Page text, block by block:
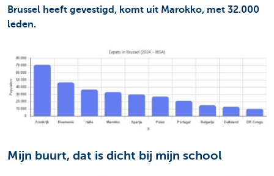
Brussel heeft gevestigd, komt uit Marokko, met 32.000
leden.
Mijn buurt, dat is dicht bij mijn school